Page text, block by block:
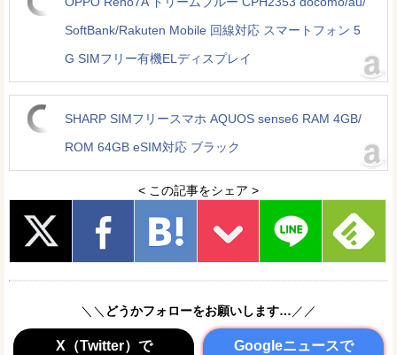
SoftBank/Rakuten Mobile 回線対応 スマートフォン 5
G SIMフリー有機ELディスプレイ
SHARP SIMフリースマホ AQUOS sense6 RAM 4GB/
ROM 64GB eSIM対応 ブラック
< この記事をシェア >
＼＼ どうかフォローをお願いします…／／
X（Twitter）で
Googleニュースで